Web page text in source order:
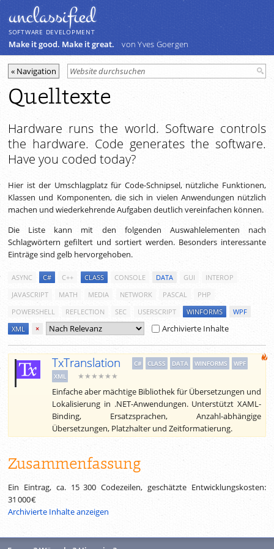
unclassiﬁed
SOFTWARE DEVELOPMENT
Make it good. Make it great. von Yves Goergen
Quelltexte
Hardware runs the world. Software controls
the hardware. Code generates the software.
Have you coded today?
Hier ist der Umschlagplatz für Code-Schnipsel, nützliche Funktionen,
Klassen und Komponenten, die sich in vielen Anwendungen nützlich
machen und wiederkehrende Aufgaben deutlich vereinfachen können.
Die Liste kann mit den folgenden Auswahlelementen nach
Schlagwörtern gefiltert und sortiert werden. Besonders interessante
Einträge sind gelb hervorgehoben.
ASYNC C# C++ CLASS CONSOLE DATA GUI
INTEROP
JAVASCRIPT
MATH MEDIA NETWORK PASCAL
PHP
POWERSHELL
REFLECTION SEC USERSCRIPT WINFORMS
WPF
XML
× Archivierte Inhalte
TxTranslation C# CLASS DATA WINFORMS
WPF
XML
★★★★★★
Einfache aber mächtige Bibliothek für Übersetzungen und
Lokalisierung in .NET-Anwendungen. Unterstützt XAML-
Binding, Ersatzsprachen, Anzahl-abhängige
Übersetzungen, Platzhalter und Zeitformatierung.
Zusammenfassung
Ein Eintrag, ca. 15 300 Codezeilen, geschätzte Entwicklungskosten:
31 000 €
Archivierte Inhalte anzeigen